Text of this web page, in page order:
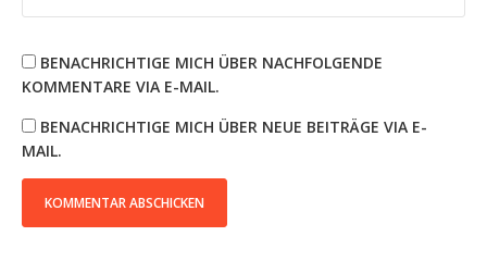
BENACHRICHTIGE MICH ÜBER NACHFOLGENDE
KOMMENTARE VIA E-MAIL.
BENACHRICHTIGE MICH ÜBER NEUE BEITRÄGE VIA E-
MAIL.